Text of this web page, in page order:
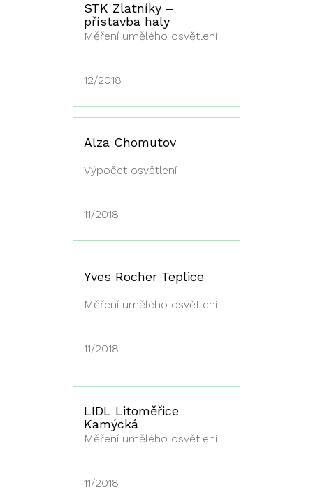
STK Zlatníky –
přístavba haly
Měření umělého osvětlení
12/2018
Alza Chomutov
Výpočet osvětlení
11/2018
Yves Rocher Teplice
Měření umělého osvětlení
11/2018
LIDL Litoměřice
Kamýcká
Měření umělého osvětlení
11/2018